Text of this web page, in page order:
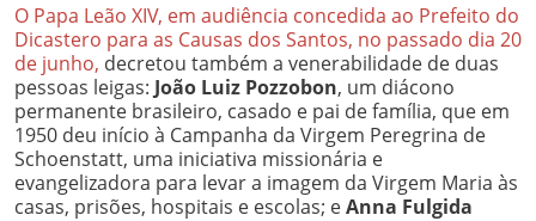
O Papa Leão XIV, em audiência concedida ao Prefeito do
Dicastero para as Causas dos Santos, no passado dia 20
de junho, decretou também a venerabilidade de duas
pessoas leigas: João Luiz Pozzobon, um diácono
permanente brasileiro, casado e pai de família, que em
1950 deu início à Campanha da Virgem Peregrina de
Schoenstatt, uma iniciativa missionária e
evangelizadora para levar a imagem da Virgem Maria às
casas, prisões, hospitais e escolas; eAnna Fulgida